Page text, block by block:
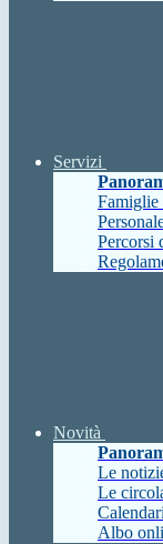
Servizi
Famiglie
Percorsi
Novità
Le
Le
Albo